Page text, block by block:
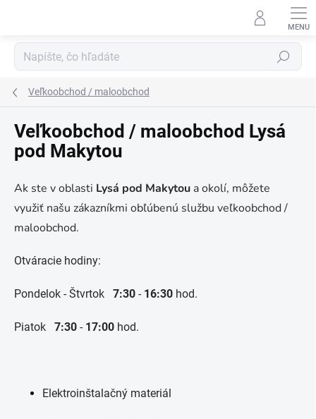
Hľadať
Veľkoobchod / maloobchod
Veľkoobchod / maloobchod Lysá
pod Makytou
Ak ste v oblasti Lysá pod Makytou a okolí, môžete
využiť našu zákazníkmi obľúbenú službu veľkoobchod /
maloobchod.
Otváracie hodiny:
Pondelok - Štvrtok 7:30 - 16:30 hod.
Piatok 7:30 - 17:00 hod.
Elektroinštalačný materiál